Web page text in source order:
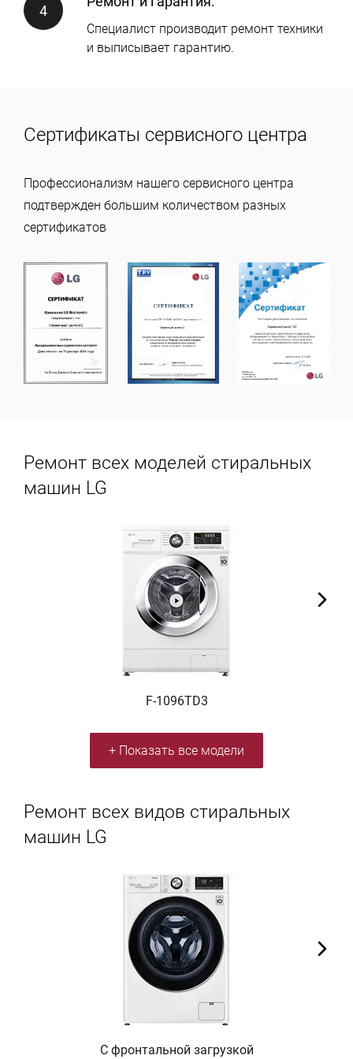
Специалист производит ремонт техники
и выписывает гарантию.
Сертификаты сервисного центра
Профессионализм нашего сервисного центра
подтвержден большим количеством разных
сертификатов
Ремонт всех моделей стиральных
машин LG
F-1096TD3
+ Показать все модели
Ремонт всех видов стиральных
машин LG
С фронтальной загрузкой